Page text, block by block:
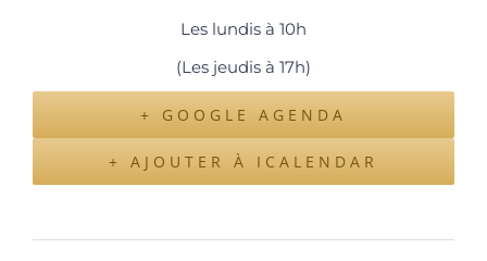
Les lundis à 10h
(Les jeudis à 17h)
+ GOOGLE AGENDA
+ AJOUTER À ICALENDAR